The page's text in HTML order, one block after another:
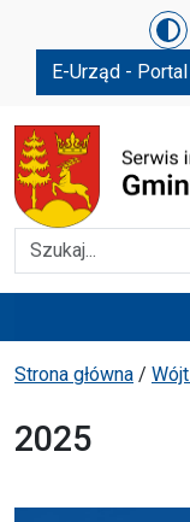
Urząd
Skip menu
E-Urząd -
Szukaj
Ścieżka
Strona główna /
2025